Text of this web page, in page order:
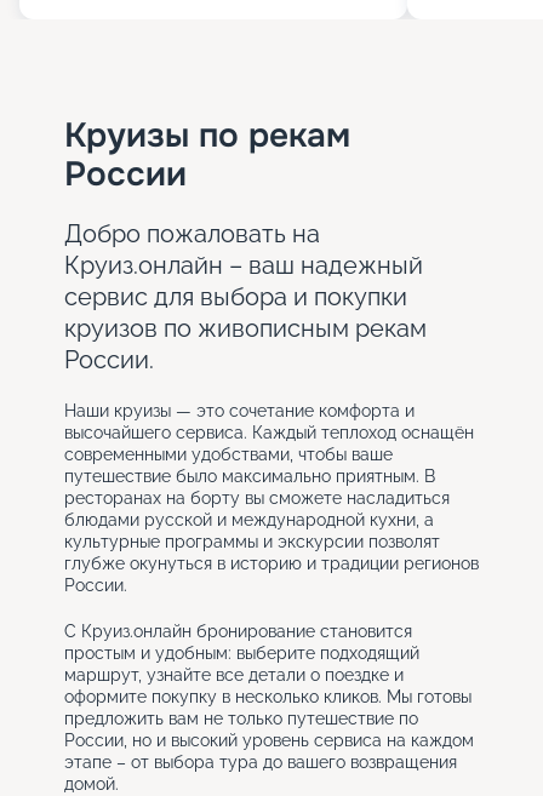
Круизы по рекам
России
Добро пожаловать на
Круиз.онлайн – ваш надежный
сервис для выбора и покупки
круизов по живописным рекам
России.
Наши круизы — это сочетание комфорта и
высочайшего сервиса. Каждый теплоход оснащён
современными удобствами, чтобы ваше
путешествие было максимально приятным. В
ресторанах на борту вы сможете насладиться
блюдами русской и международной кухни, а
культурные программы и экскурсии позволят
глубже окунуться в историю и традиции регионов
России.
С Круиз.онлайн бронирование становится
простым и удобным: выберите подходящий
маршрут, узнайте все детали о поездке и
оформите покупку в несколько кликов. Мы готовы
предложить вам не только путешествие по
России, но и высокий уровень сервиса на каждом
этапе – от выбора тура до вашего возвращения
домой.